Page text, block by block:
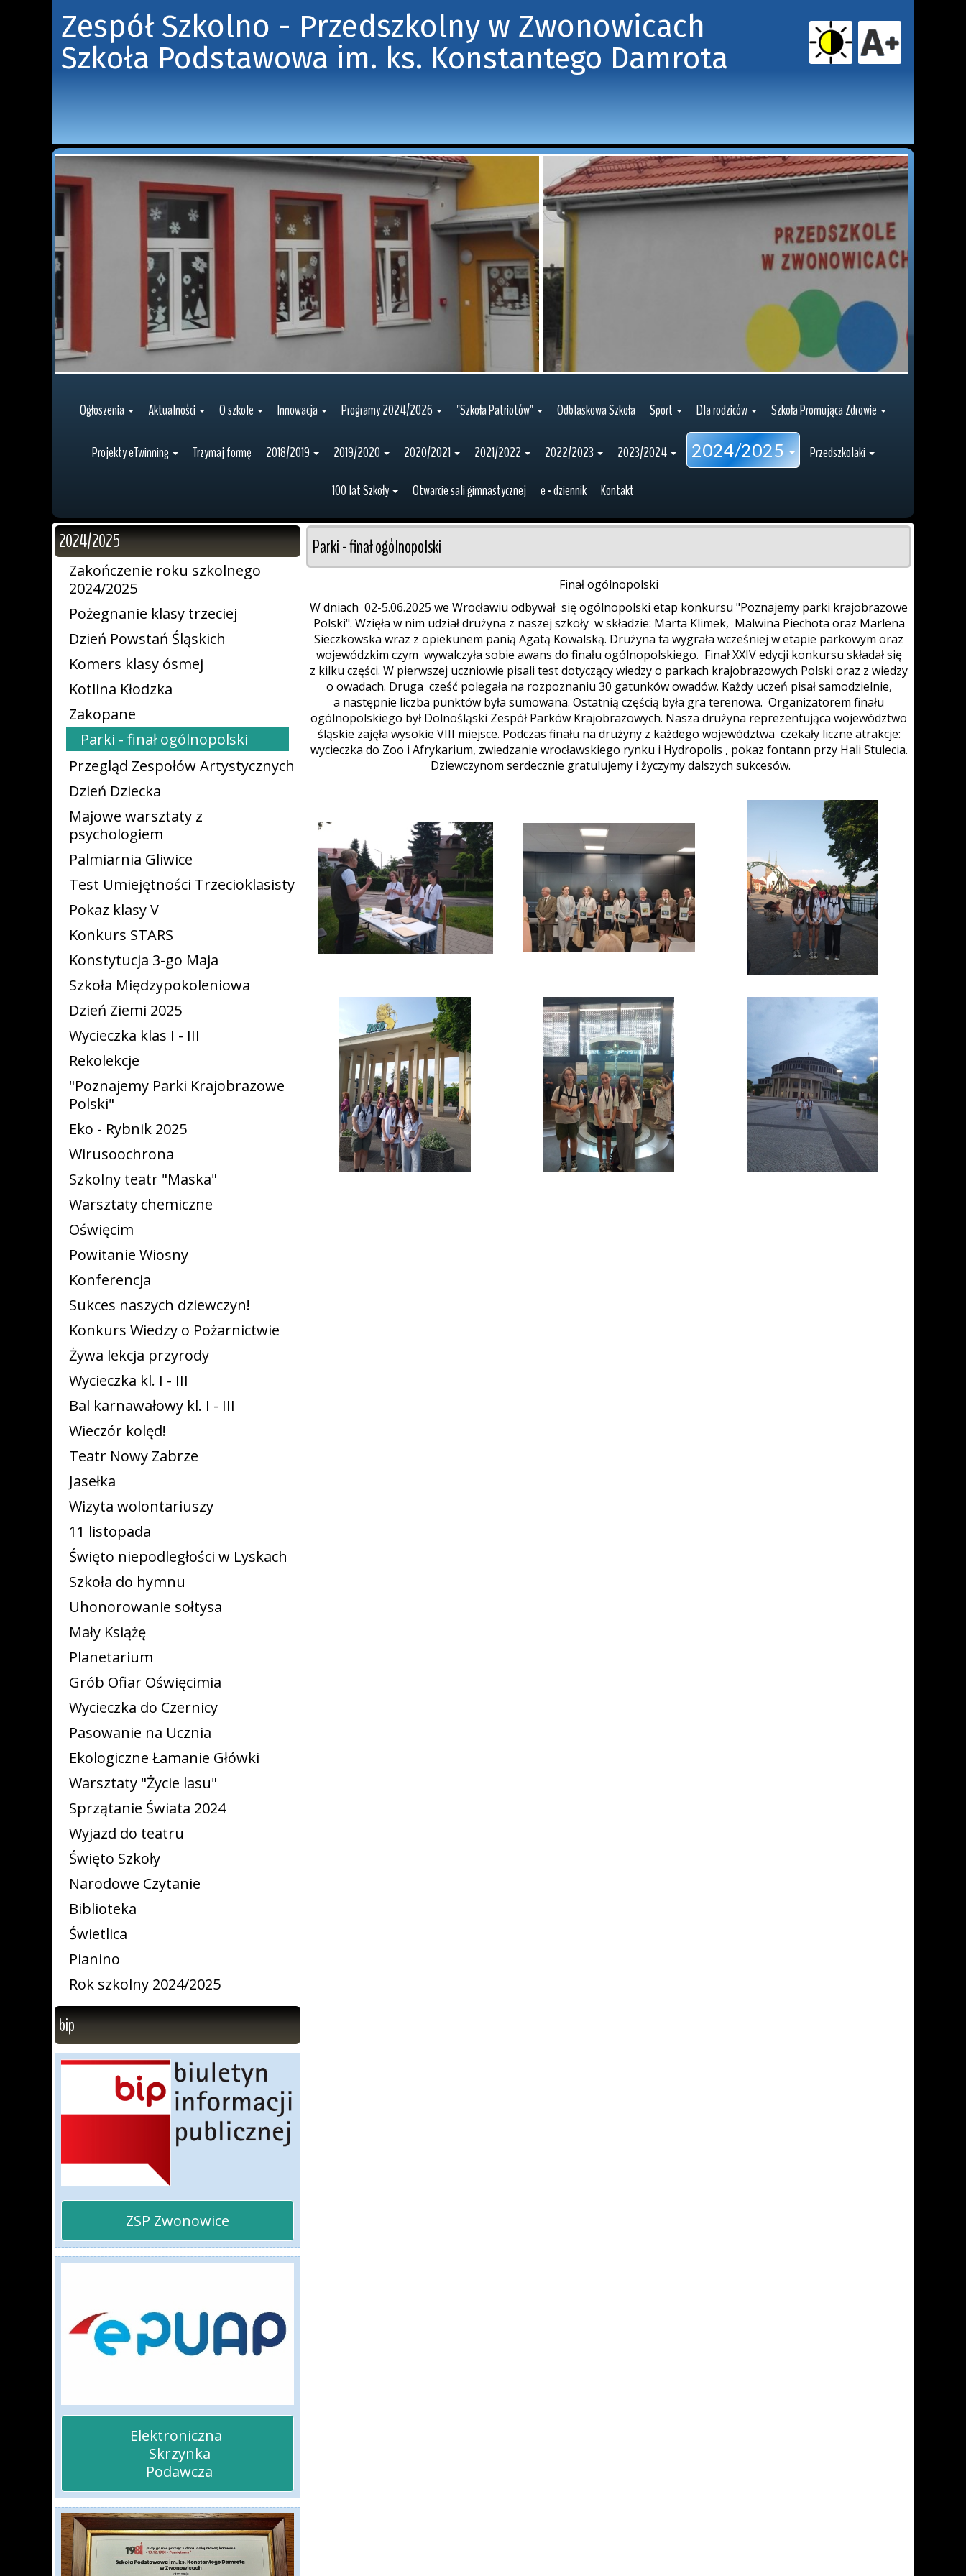
Zespół Szkolno - Przedszkolny w Zwonowicach
Szkoła Podstawowa im. ks. Konstantego Damrota
Ogłoszenia Aktualności O szkole Innowacja Programy 2024/2026 "Szkoła Patriotów" Odblaskowa Szkoła Sport Dla rodziców Szkoła Promująca Zdrowie
Projekty eTwinning Trzymaj formę 2018/2019 2019/2020 2020/2021 2021/2022 2022/2023 2023/2024 2024/2025
Przedszkolaki
100 lat Szkoły
Otwarcie sali gimnastycznej e - dziennik Kontakt
Parki - finał ogólnopolski
Finał ogólnopolski
W dniach 02-5.06.2025 we Wrocławiu odbywał się ogólnopolski etap konkursu "Poznajemy parki krajobrazowe
Polski". Wzięła w nim udział drużyna z naszej szkoły w składzie: Marta Klimek, Malwina Piechota oraz Marlena
Sieczkowska wraz z opiekunem panią Agatą Kowalską. Drużyna ta wygrała wcześniej w etapie parkowym oraz
wojewódzkim czym wywalczyła sobie awans do finału ogólnopolskiego. Finał XXIV edycji konkursu składał się
z kilku części. W pierwszej uczniowie pisali test dotyczący wiedzy o parkach krajobrazowych Polski oraz z wiedzy
o owadach. Druga cześć polegała na rozpoznaniu 30 gatunków owadów. Każdy uczeń pisał samodzielnie,
a następnie liczba punktów była sumowana. Ostatnią częścią była gra terenowa. Organizatorem finału
ogólnopolskiego był Dolnośląski Zespół Parków Krajobrazowych. Nasza drużyna reprezentująca województwo
śląskie zajęła wysokie VIII miejsce. Podczas finału na drużyny z każdego województwa czekały liczne atrakcje:
wycieczka do Zoo i Afrykarium, zwiedzanie wrocławskiego rynku i Hydropolis , pokaz fontann przy Hali Stulecia.
Dziewczynom serdecznie gratulujemy i życzymy dalszych sukcesów.
2024/2025
Zakończenie roku szkolnego
2024/2025
Pożegnanie klasy trzeciej
Dzień Powstań Śląskich
Komers klasy ósmej
Kotlina Kłodzka
Zakopane
Parki - finał ogólnopolski
Przegląd Zespołów Artystycznych
Dzień Dziecka
Majowe warsztaty z
psychologiem
Palmiarnia Gliwice
Test Umiejętności Trzecioklasisty
Pokaz klasy V
Konkurs STARS
Konstytucja 3-go Maja
Szkoła Międzypokoleniowa
Dzień Ziemi 2025
Wycieczka klas I - III
Rekolekcje
"Poznajemy Parki Krajobrazowe
Polski"
Eko - Rybnik 2025
Wirusoochrona
Szkolny teatr "Maska"
Warsztaty chemiczne
Oświęcim
Powitanie Wiosny
Konferencja
Sukces naszych dziewczyn!
Konkurs Wiedzy o Pożarnictwie
Żywa lekcja przyrody
Wycieczka kl. I - III
Bal karnawałowy kl. I - III
Wieczór kolęd!
Teatr Nowy Zabrze
Jasełka
Wizyta wolontariuszy
11 listopada
Święto niepodległości w Lyskach
Szkoła do hymnu
Uhonorowanie sołtysa
Mały Książę
Planetarium
Grób Ofiar Oświęcimia
Wycieczka do Czernicy
Pasowanie na Ucznia
Ekologiczne Łamanie Główki
Warsztaty "Życie lasu"
Sprzątanie Świata 2024
Wyjazd do teatru
Święto Szkoły
Narodowe Czytanie
Biblioteka
Świetlica
Pianino
Rok szkolny 2024/2025
bip
ZSP Zwonowice
Elektroniczna
Podawcza